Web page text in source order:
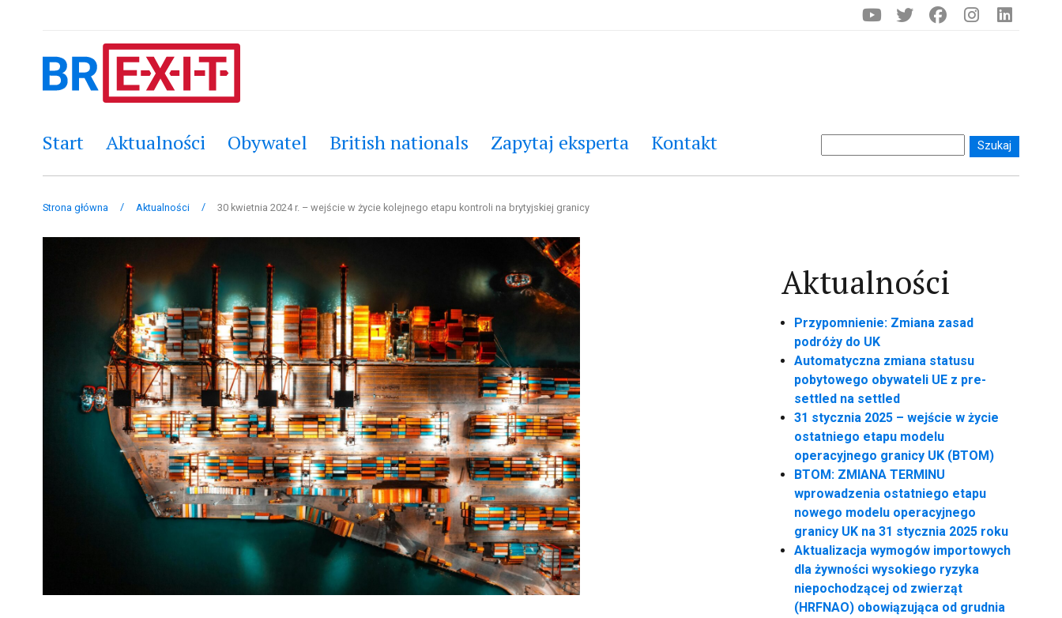
Start Aktualności Obywatel British nationals Zapytaj eksperta Kontakt
Strona główna / Aktualności / 30 kwietnia 2024 r. – wejście w życie kolejnego etapu kontroli na brytyjskiej granicy
Aktualności
Przypomnienie: Zmiana zasad
podróży do UK
Automatyczna zmiana statusu
pobytowego obywateli UE z pre-
settled na settled
31 stycznia 2025 – wejście w życie
ostatniego etapu modelu
operacyjnego granicy UK (BTOM)
BTOM: ZMIANA TERMINU
wprowadzenia ostatniego etapu
nowego modelu operacyjnego
granicy UK na 31 stycznia 2025 roku
Aktualizacja wymogów importowych
dla żywności wysokiego ryzyka
niepochodzącej od zwierząt
(HRFNAO) obowiązująca od grudnia